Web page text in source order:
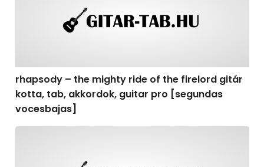
rhapsody – the mighty ride of the firelord gitár
kotta, tab, akkordok, guitar pro [segundas
vocesbajas]